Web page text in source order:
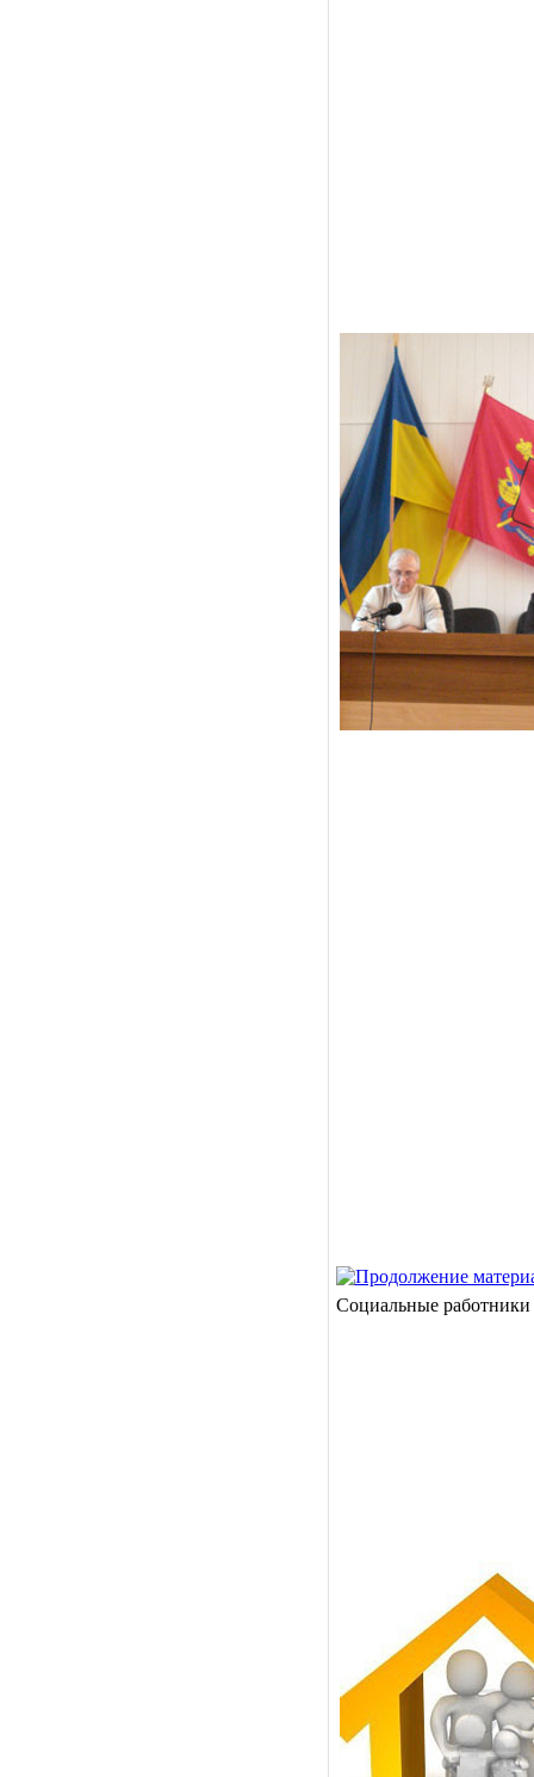
Социальные